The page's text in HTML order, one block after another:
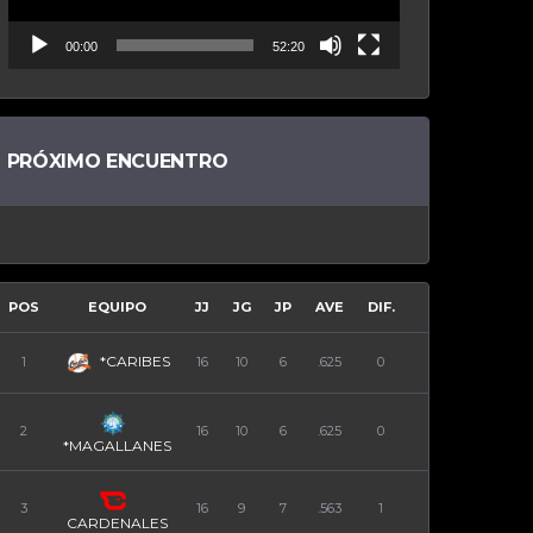
00:00 52:20
PRÓXIMO ENCUENTRO
POS EQUIPO JJ JG JP AVE DIF.
1 *CARIBES 16 10 6 .625 0
2
*MAGALLANES
16 10 6 .625 0
3
CARDENALES
16 9 7 .563 1